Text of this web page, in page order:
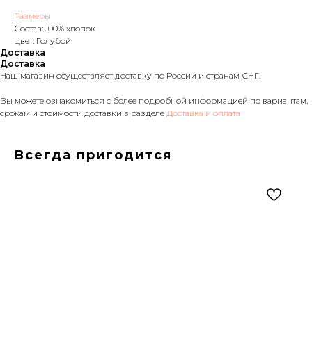
Размеры
Состав: 100% хлопок
Цвет: Голубой
Доставка
Доставка
Наш магазин осуществляет доставку по России и странам СНГ.
Вы можете ознакомиться с более подробной информацией по вариантам,
срокам и стоимости доставки в разделе Доставка и оплата
Всегда пригодится